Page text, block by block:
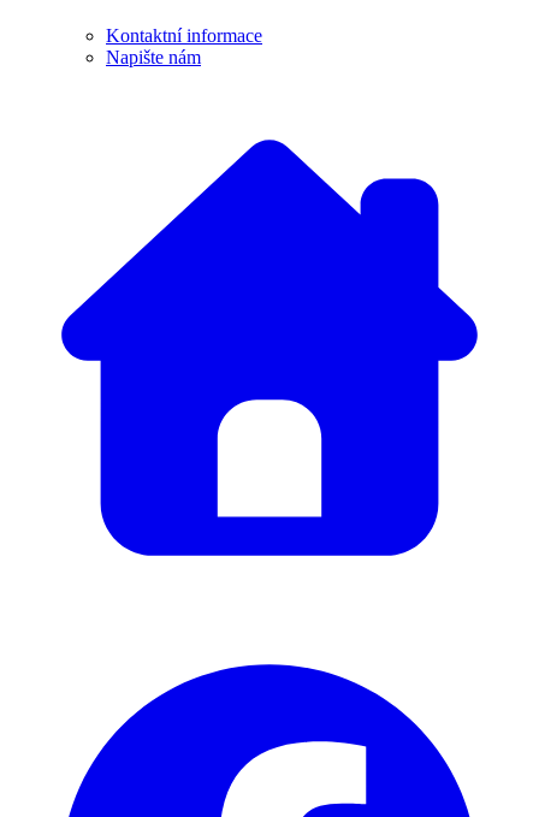
Kontaktní informace
Napište nám